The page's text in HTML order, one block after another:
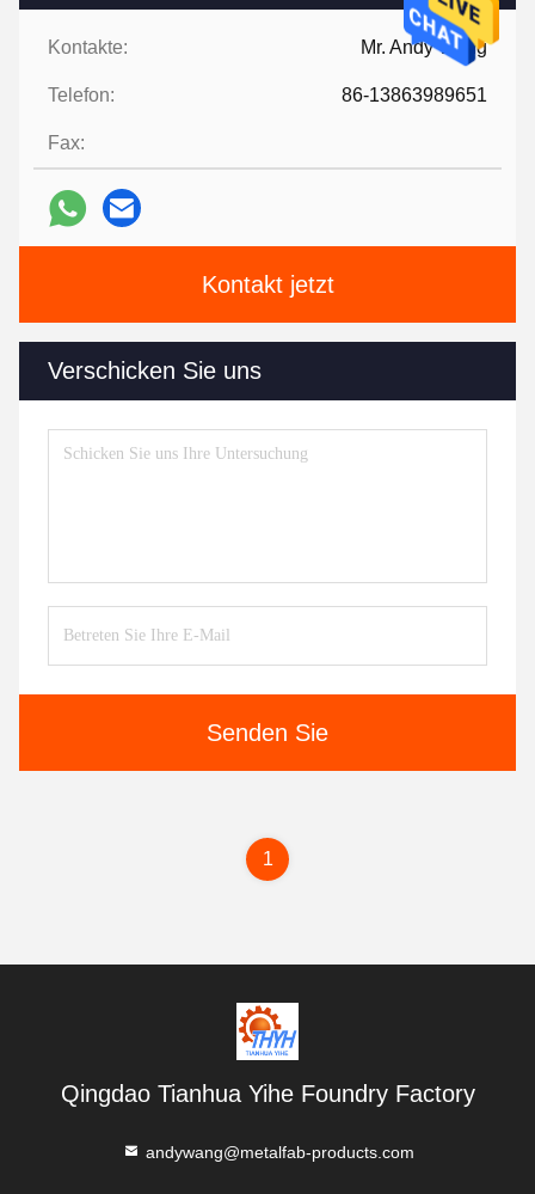
Kontakte: Mr. Andy Wang
Telefon: 86-13863989651
Fax:
Kontakt jetzt
Verschicken Sie uns
Senden Sie
1
Qingdao Tianhua Yihe Foundry Factory
andywang@metalfab-products.com